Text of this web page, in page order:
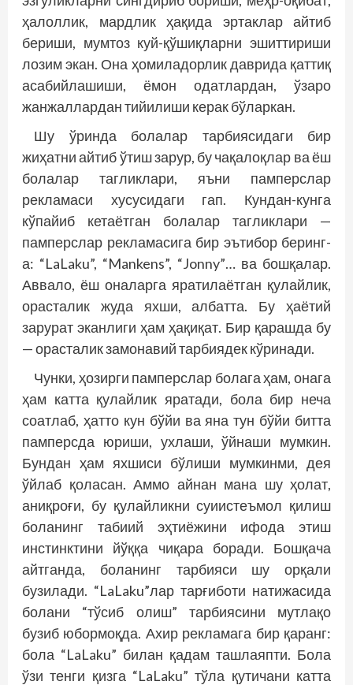
ҳалоллик, мардлик ҳақида эртаклар айтиб
бериши, мумтоз куй-қўшиқларни эшиттириши
лозим экан. Она ҳомиладорлик даврида қаттиқ
асабийлашиши, ёмон одатлардан, ўзаро
жанжаллардан ти­йилиши керак бўларкан.
Шу ўринда болалар тарбиясидаги бир
жиҳатни айтиб ўтиш зарур, бу чақалоқлар ва ёш
болалар тагликлари, яъни памперслар
рекламаси хусусидаги гап. Кундан-кунга
кўпайиб кетаётган болалар тагликлари —
памперслар рекламасига бир эътибор беринг-
а: “LaLaku”, “Man­kens”, “Jonny”… ва бош­қалар.
Аввало, ёш оналарга яратилаётган қулайлик,
орасталик жуда яхши, албатта. Бу ҳаётий
зарурат эканлиги ҳам ҳақиқат. Бир қарашда бу
— орасталик замонавий тарбиядек кўринади.
Чунки, ҳозирги памперслар болага ҳам, онага
ҳам катта қулайлик яратади, бола бир неча
соатлаб, ҳатто кун бўйи ва яна тун бўйи битта
памперсда юриши, ухлаши, ўйнаши мумкин.
Бундан ҳам яхшиси бўлиши мумкинми, дея
ўйлаб қоласан. Аммо айнан мана шу ҳолат,
аниқроғи, бу қулайликни суи­истеъмол қилиш
боланинг табиий эҳтиёжини ифода этиш
инстинкти­ни йўққа чиқара боради. Бошқача
айтганда, боланинг тарбияси шу орқали
бузилади. “LaLaku”лар тарғиботи натижасида
болани “тўсиб олиш” тарбиясини мутлақо
бузиб юбормоқда. Ахир рекламага бир қаранг:
бола “LaLaku” билан қадам ташлаяпти. Бола
ўзи тенги қизга “LaLaku” тўла қутичани катта